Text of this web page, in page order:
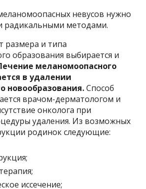
невусов нужно
радикальными методами.
размера и типа
образования выбирается и
меланомоопасного
в удалении
новообразования.Способ
врачом-дерматологом и
онколога при
удаления. Из возможных
родинок следующие:
иссечение;